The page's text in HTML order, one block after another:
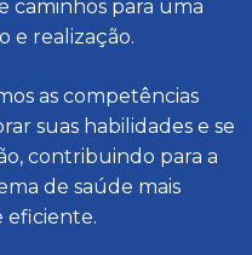
caminhos para uma
e realização.
as competências
suas habilidades e se
contribuindo para a
de saúde mais
eficiente.